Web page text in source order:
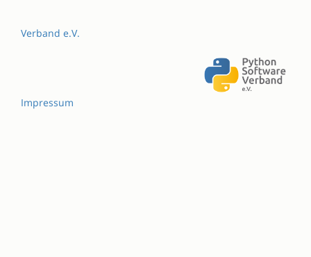
Verband e.V.
Impressum